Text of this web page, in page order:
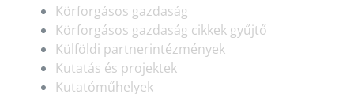
Körforgásos gazdaság
Körforgásos gazdaság cikkek gyűjtő
Külföldi partnerintézmények
Kutatás és projektek
Kutatóműhelyek